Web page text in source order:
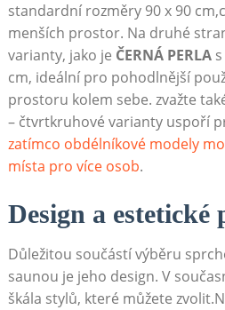
standardní rozměry 90 x 90
menších prostor. Na druhé
varianty, jako je ČERNÁ PERLAs
cm, ideální pro pohodlnější
prostoru kolem sebe. zvažte
– čtvrtkruhové varianty uspoří
zatímco obdélníkové modely
místa pro více osob.
Design a estetické
Důležitou součástí výběru
saunou je jeho design. V
škála stylů, které můžete